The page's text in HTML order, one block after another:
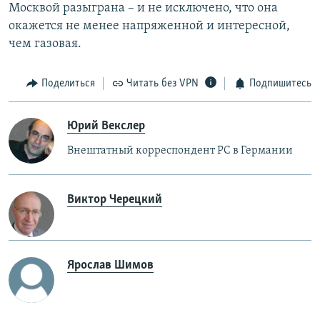
Москвой разыграна – и не исключено, что она
окажется не менее напряженной и интересной,
чем газовая.
Поделиться Читать без VPN Подпишитесь
Юрий Векслер
Внештатный корреспондент РС в Германии
Виктор Черецкий
Ярослав Шимов